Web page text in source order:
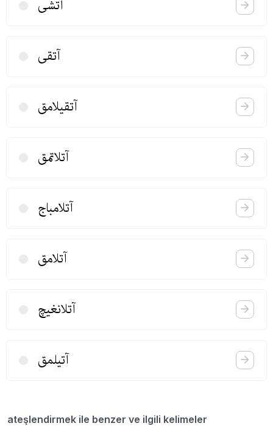
آتشی
آتقی
آتقیلامق
آتلاتمق
آتلامباج
آتلامق
آتلانغیچ
آتیلمق
ateşlendirmek ile benzer ve ilgili kelimeler